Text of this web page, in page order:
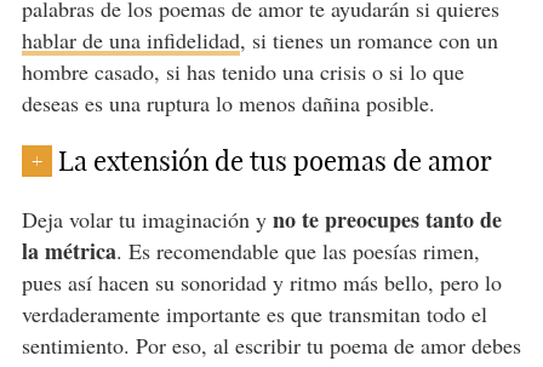
palabras de los poemas de amor te ayudarán si quieres
hablar de una infidelidad, si tienes un romance con un
hombre casado, si has tenido una crisis o si lo que
deseas es una ruptura lo menos dañina posible.
+ La extensión de tus poemas de amor
Deja volar tu imaginación y no te preocupes tanto de
la métrica. Es recomendable que las poesías rimen,
pues así hacen su sonoridad y ritmo más bello, pero lo
verdaderamente importante es que transmitan todo el
sentimiento. Por eso, al escribir tu poema de amor debes